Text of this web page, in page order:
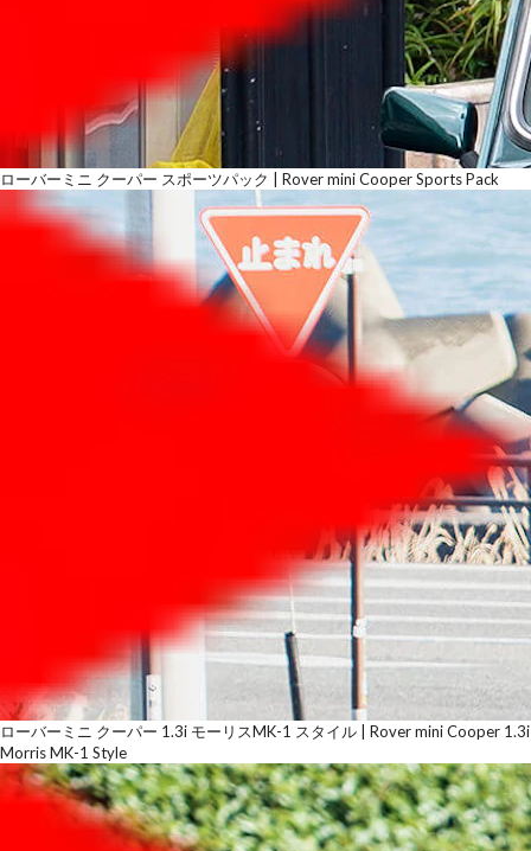
ローバーミニ クーパー スポーツパック | Rover mini Cooper Sports Pack
ローバーミニ クーパー 1.3i モーリスMK-1 スタイル | Rover mini Cooper 1.3i
Morris MK-1 Style